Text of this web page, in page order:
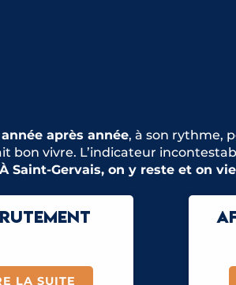
après année, à son rythme,
bon vivre. L’indicateur
À Saint-Gervais, on y reste et on
LA SUITE